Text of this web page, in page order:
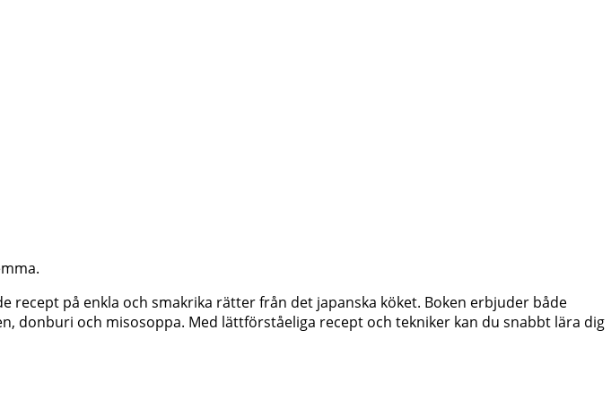
recept på enkla och smakrika rätter från det japanska köket. Boken erbjuder både
och misosoppa. Med lättförståeliga recept och tekniker kan du snabbt lära dig